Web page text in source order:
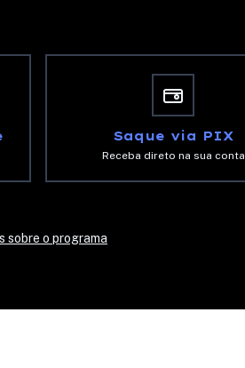
Saque via PIX
Receba direto na sua conta
sobre o programa